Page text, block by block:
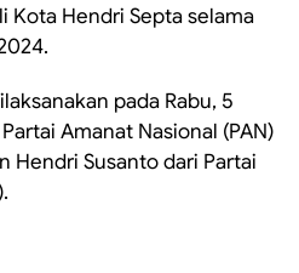
Kota Hendri Septa selama
pada Rabu, 5
Amanat Nasional (PAN)
Hendri Susanto dari Partai